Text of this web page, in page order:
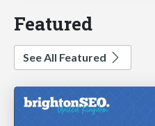
Featured
See All Featured